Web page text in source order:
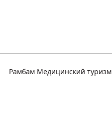
Рамбам Медицинский туризм